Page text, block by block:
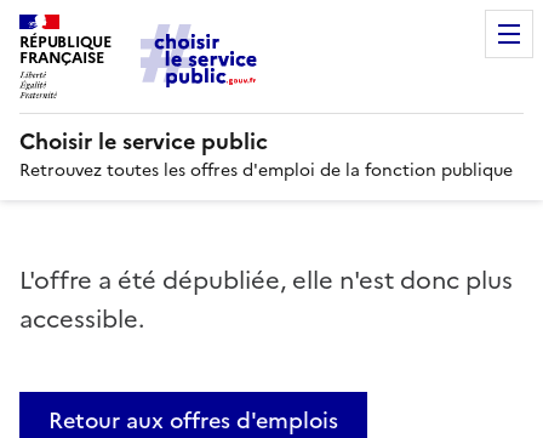
RÉPUBLIQUE
FRANÇAISE
Choisir le service public
Retrouvez toutes les offres d'emploi de la fonction publique
L'offre a été dépubliée, elle n'est donc plus
accessible.
Retour aux offres d'emplois